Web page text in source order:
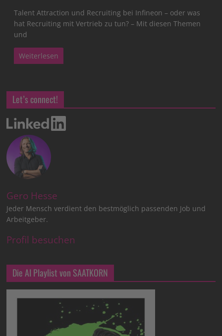
Talent Attraction und Recruiting bei Infineon – oder was
hat Recruiting mit Vertrieb zu tun? – Mit diesen Themen
und
Weiterlesen
Let’s connect!
Gero Hesse
Jeder Mensch verdient den bestmöglich passenden Job und
Arbeitgeber.
Profil besuchen
Die AI Playlist von SAATKORN